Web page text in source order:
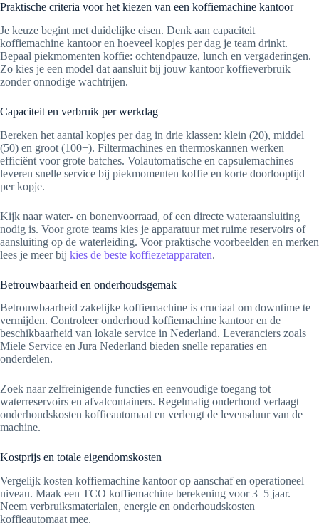
Praktische criteria voor het kiezen van een koffiemachine kantoor
Je keuze begint met duidelijke eisen. Denk aan capaciteit
koffiemachine kantoor en hoeveel kopjes per dag je team drinkt.
Bepaal piekmomenten koffie: ochtendpauze, lunch en vergaderingen.
Zo kies je een model dat aansluit bij jouw kantoor koffieverbruik
zonder onnodige wachtrijen.
Capaciteit en verbruik per werkdag
Bereken het aantal kopjes per dag in drie klassen: klein (20), middel
(50) en groot (100+). Filtermachines en thermoskannen werken
efficiënt voor grote batches. Volautomatische en capsulemachines
leveren snelle service bij piekmomenten koffie en korte doorlooptijd
per kopje.
Kijk naar water- en bonenvoorraad, of een directe wateraansluiting
nodig is. Voor grote teams kies je apparatuur met ruime reservoirs of
aansluiting op de waterleiding. Voor praktische voorbeelden en merken
lees je meer bij kies de beste koffiezetapparaten.
Betrouwbaarheid en onderhoudsgemak
Betrouwbaarheid zakelijke koffiemachine is cruciaal om downtime te
vermijden. Controleer onderhoud koffiemachine kantoor en de
beschikbaarheid van lokale service in Nederland. Leveranciers zoals
Miele Service en Jura Nederland bieden snelle reparaties en
onderdelen.
Zoek naar zelfreinigende functies en eenvoudige toegang tot
waterreservoirs en afvalcontainers. Regelmatig onderhoud verlaagt
onderhoudskosten koffieautomaat en verlengt de levensduur van de
machine.
Kostprijs en totale eigendomskosten
Vergelijk kosten koffiemachine kantoor op aanschaf en operationeel
niveau. Maak een TCO koffiemachine berekening voor 3–5 jaar.
Neem verbruiksmaterialen, energie en onderhoudskosten
koffieautomaat mee.